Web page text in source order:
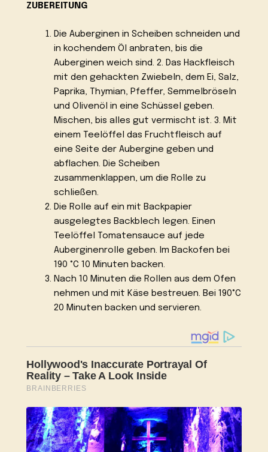
ZUBEREITUNG
Die Auberginen in Scheiben schneiden und
in kochendem Öl anbraten, bis die
Auberginen weich sind. 2. Das Hackfleisch
mit den gehackten Zwiebeln, dem Ei, Salz,
Paprika, Thymian, Pfeffer, Semmelbröseln
und Olivenöl in eine Schüssel geben.
Mischen, bis alles gut vermischt ist. 3. Mit
einem Teelöffel das Fruchtfleisch auf
eine Seite der Aubergine geben und
abflachen. Die Scheiben
zusammenklappen, um die Rolle zu
schließen.
Die Rolle auf ein mit Backpapier
ausgelegtes Backblech legen. Einen
Teelöffel Tomatensauce auf jede
Auberginenrolle geben. Im Backofen bei
190 °C 10 Minuten backen.
Nach 10 Minuten die Rollen aus dem Ofen
nehmen und mit Käse bestreuen. Bei 190°C
20 Minuten backen und servieren.